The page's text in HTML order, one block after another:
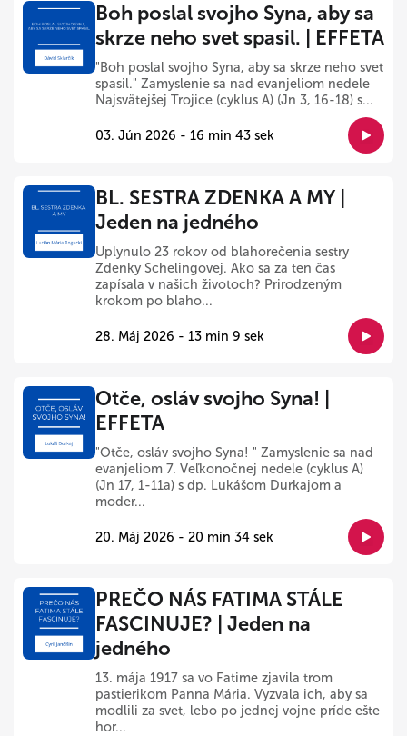
Boh poslal svojho Syna, aby sa
skrze neho svet spasil. | EFFETA
"Boh poslal svojho Syna, aby sa skrze neho svet
spasil." Zamyslenie sa nad evanjeliom nedele
Najsvätejšej Trojice (cyklus A) (Jn 3, 16-18) s...
03. Jún 2026 - 16 min 43 sek
BL. SESTRA ZDENKA A MY |
Jeden na jedného
Uplynulo 23 rokov od blahorečenia sestry
Zdenky Schelingovej. Ako sa za ten čas
zapísala v našich životoch? Prirodzeným
krokom po blaho...
28. Máj 2026 - 13 min 9 sek
Otče, osláv svojho Syna! |
EFFETA
"Otče, osláv svojho Syna! " Zamyslenie sa nad
evanjeliom 7. Veľkonočnej nedele (cyklus A)
(Jn 17, 1-11a) s dp. Lukášom Durkajom a
moder...
20. Máj 2026 - 20 min 34 sek
PREČO NÁS FATIMA STÁLE
FASCINUJE? | Jeden na
jedného
13. mája 1917 sa vo Fatime zjavila trom
pastierikom Panna Mária. Vyzvala ich, aby sa
modlili za svet, lebo po jednej vojne príde ešte
hor...